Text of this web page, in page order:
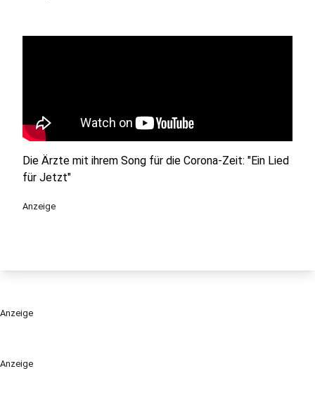
Anzeige
Die Ärzte mit ihrem Song für die Corona-Zeit: "Ein Lied
für Jetzt"
Anzeige
Anzeige